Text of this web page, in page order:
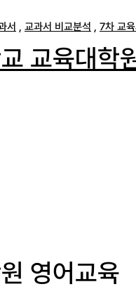
서 , 교과서 비교분석 , 7차 교
교육대학
영어교육